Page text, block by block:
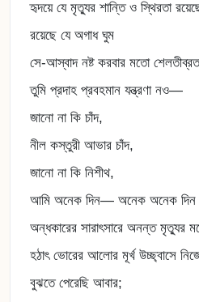
হৃদয়ে যে মৃত্যুর শান্তি ও স্থিরতা
রয়েছে যে অগাধ ঘুম
সে-আস্বাদ নষ্ট করবার মতো
তুমি প্রদাহ প্রবহমান যন্ত্রণা নও—
জানো না কি চাঁদ,
নীল কস্তুরী আভার চাঁদ,
জানো না কি নিশীথ,
আমি অনেক দিন— অনেক অনেক দিন
অন্ধকারের সারাৎসারে অনন্ত মৃত্যুর
হঠাৎ ভোরের আলোর মূর্খ উচ্ছ্বাসে
বুঝতে পেরেছি আবার;